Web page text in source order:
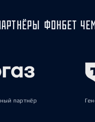
ФОНБЕТ
партнёр